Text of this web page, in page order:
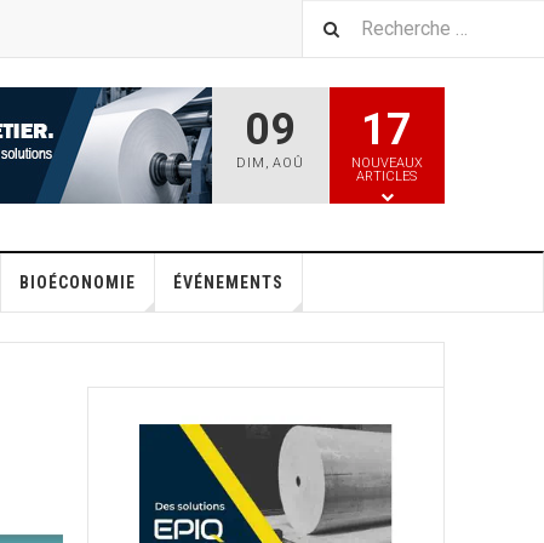
09
DIM , AOÛ
17
NOUVEAUX
ARTICLES
BIOÉCONOMIE ÉVÉNEMENTS